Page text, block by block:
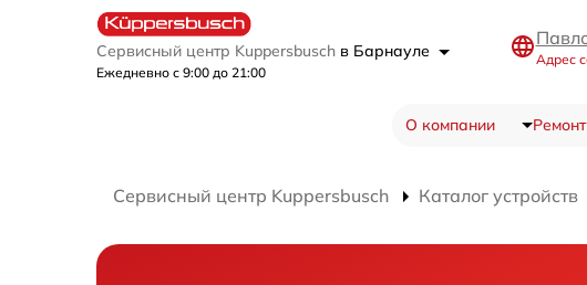
Сервисный центр Kuppersbusch в Барнауле
Ежедневно с 9:00 до 21:00
Адрес
О компании
Сервисный центр Kuppersbusch Каталог устройств